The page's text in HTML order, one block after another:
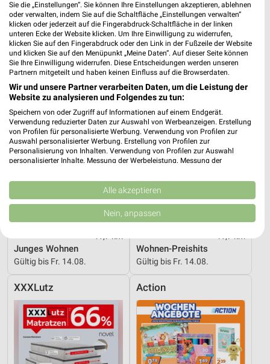
41,7 km
Musterring
Gültig bis Fr. 14.08.
41,7 km
Angebote ab 08.08.
Gültig bis Fr. 21.08.
XXXLutz
Junges Wohnen
Gültig bis Fr. 14.08.
XXXLutz
Wohnen-Preishits
Gültig bis Fr. 14.08.
XXXLutz Action
Sie die „Einstellungen“. Sie können Ihre Einstellungen akzeptieren, ablehnen
oder verwalten, indem Sie auf die Schaltfläche „Einstellungen verwalten“
klicken oder jederzeit auf die Fingerabdruck-Schaltfläche in der linken
unteren Ecke der Website klicken. Um Ihre Einwilligung zu widerrufen,
klicken Sie auf den Fingerabdruck oder den Link in der Fußzeile der Website
und klicken Sie auf den Menüpunkt „Meine Daten“. Auf dieser Seite können
Sie Ihre Einwilligung widerrufen. Diese Entscheidungen werden unseren
Partnern mitgeteilt und haben keinen Einfluss auf die Browserdaten.
Wir und unsere Partner verarbeiten Daten, um die Leistung der
Website zu analysieren und Folgendes zu tun:
Speichern von oder Zugriff auf Informationen auf einem Endgerät.
Verwendung reduzierter Daten zur Auswahl von Werbeanzeigen. Erstellung
von Profilen für personalisierte Werbung. Verwendung von Profilen zur
Auswahl personalisierter Werbung. Erstellung von Profilen zur
Personalisierung von Inhalten. Verwendung von Profilen zur Auswahl
personalisierter Inhalte. Messung der Werbeleistung. Messung der
Kombinationen von Daten aus verschiedenen Quellen. Entwicklung und
Verbesserung der Angebote. Verwendung reduzierter Daten zur Auswahl
von Inhalten.
Daten können außerhalb der Europäischen Union weitergegeben und in die
USA gesendet werden.
Website/App.
Partnerliste anzeigen (1 IAB-Anbieter)
IAB-Verarbeitungszwecke:
Speichern von oder Zugriff auf Informationen
auf einem Endgerät
Verwendung reduzierter Daten zur Auswahl von
Werbeanzeigen
Alle akzeptieren
Nein, anpassen